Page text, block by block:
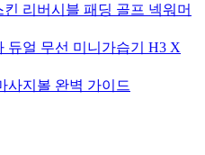
리버시블 패딩 골프 넥워머
듀얼 무선 미니가습기 H3 X
사지볼 완벽 가이드